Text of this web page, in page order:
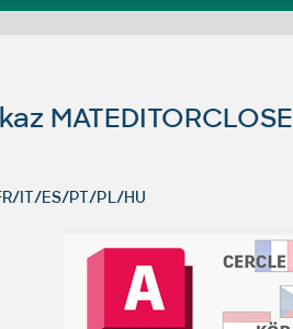
MATEDITORCLOSE
IT/ES/PT/PL/HU